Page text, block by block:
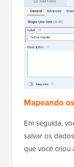
Mapeando
Em seguida,
salvar os
que você criou